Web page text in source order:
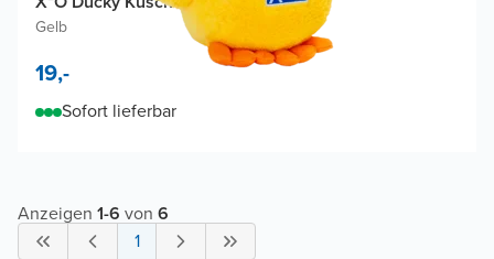
Gelb
19,-
Sofort lieferbar
Anzeigen 1-6 von 6
1